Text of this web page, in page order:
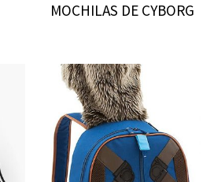
MOCHILAS DE CYBORG